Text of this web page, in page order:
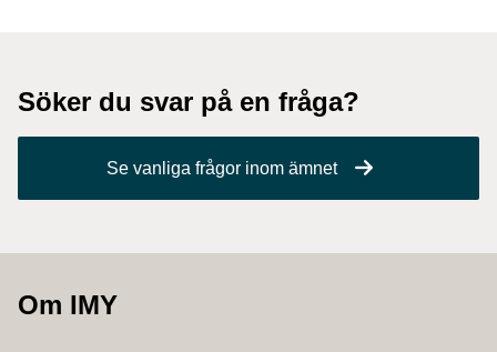
Söker du svar på en fråga?
Se vanliga frågor inom ämnet
Om IMY